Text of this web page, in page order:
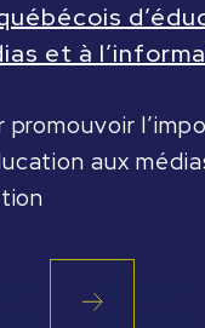
et à
promouvoir
aux